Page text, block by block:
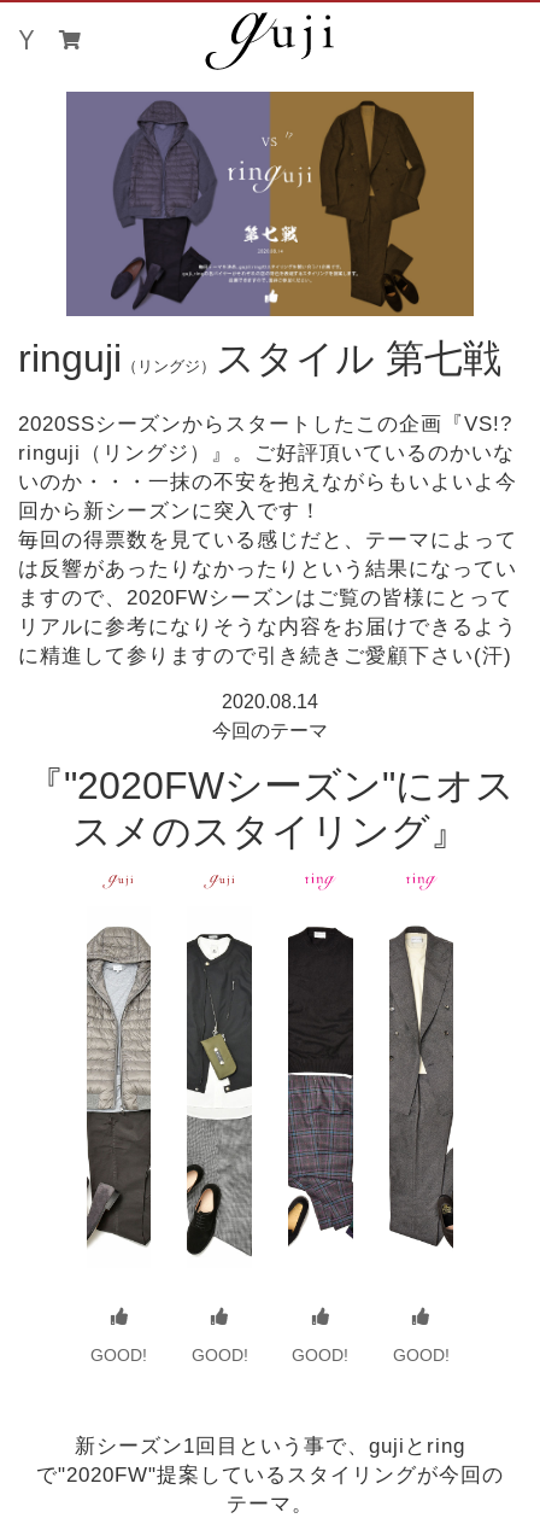
ringuji （リングジ） スタイル 第七戦
2020SSシーズンからスタートしたこの企画『VS!?
ringuji（リングジ）』。ご好評頂いているのかいな
いのか・・・一抹の不安を抱えながらもいよいよ今
回から新シーズンに突入です！
毎回の得票数を見ている感じだと、テーマによって
は反響があったりなかったりという結果になってい
ますので、2020FWシーズンはご覧の皆様にとって
リアルに参考になりそうな内容をお届けできるよう
に精進して参りますので引き続きご愛顧下さい(汗)
2020.08.14
今回のテーマ
『"2020FWシーズン"にオス
スメのスタイリング』
GOOD! GOOD! GOOD! GOOD!
新シーズン1回目という事で、gujiとring
で"2020FW"提案しているスタイリングが今回の
テーマ。